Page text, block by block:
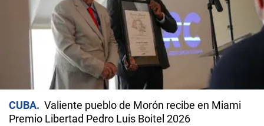
CUBA
Valiente pueblo de Morón recibe en Miami
Premio Libertad Pedro Luis Boitel 2026